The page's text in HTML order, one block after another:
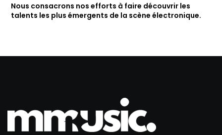
Nous consacrons nos efforts à faire découvrir les
talents les plus émergents de la scène électronique.